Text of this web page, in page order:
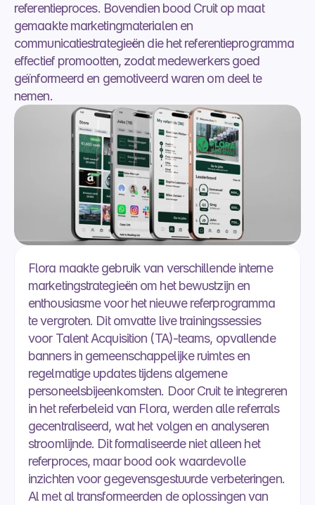
referentieproces. Bovendien bood Cruit op maat
gemaakte marketingmaterialen en
communicatiestrategieën die het referentieprogramma
effectief promootten, zodat medewerkers goed
geïnformeerd en gemotiveerd waren om deel te
nemen.
Flora maakte gebruik van verschillende interne
marketingstrategieën om het bewustzijn en
enthousiasme voor het nieuwe referprogramma
te vergroten. Dit omvatte live trainingssessies
voor Talent Acquisition (TA)-teams, opvallende
banners in gemeenschappelijke ruimtes en
regelmatige updates tijdens algemene
personeelsbijeenkomsten. Door Cruit te integreren
in het referbeleid van Flora, werden alle referrals
gecentraliseerd, wat het volgen en analyseren
stroomlijnde. Dit formaliseerde niet alleen het
referproces, maar bood ook waardevolle
inzichten voor gegevensgestuurde verbeteringen.
Al met al transformeerden de oplossingen van